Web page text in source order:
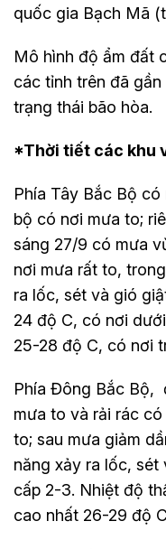
quốc gia Bạch Mã
Mô hình độ ẩm đất
các tỉnh trên đã
trạng thái bão hòa.
*Thời tiết các khu
Phía Tây Bắc Bộ
bộ có nơi mưa to;
sáng 27/9 có mưa
nơi mưa rất to,
ra lốc, sét và gió
24 độ C, có nơi
25-28 độ C, có nơi
Phía Đông Bắc Bộ,
mưa to và rải rác
to; sau mưa giảm
năng xảy ra lốc,
cấp 2-3. Nhiệt độ
cao nhất 26-29 độ